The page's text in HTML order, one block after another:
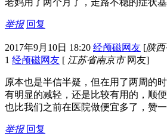
举报 回复
2017年9月10日 18:20 经颅磁网友 [陕
1 经颅磁网友 [ 江苏省南京市网友]
原本也是半信半疑，但在用了两周的
有明显的减轻，还是比较有用的，顺
也比我们之前在医院做便宜多了，赞一
举报 回复